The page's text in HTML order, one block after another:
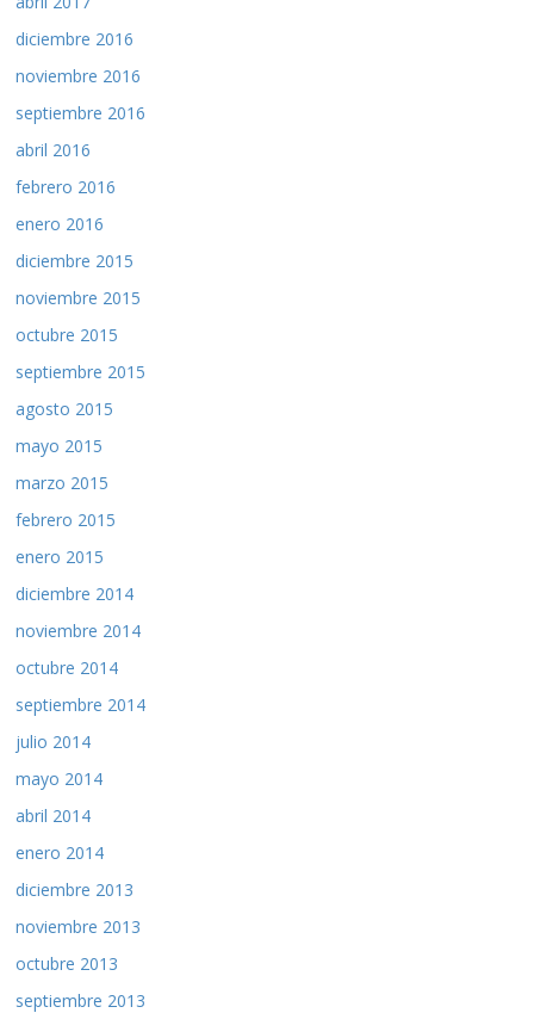
diciembre 2016
noviembre 2016
septiembre 2016
abril 2016
febrero 2016
enero 2016
diciembre 2015
noviembre 2015
octubre 2015
septiembre 2015
agosto 2015
mayo 2015
marzo 2015
febrero 2015
enero 2015
diciembre 2014
noviembre 2014
octubre 2014
septiembre 2014
julio 2014
mayo 2014
abril 2014
enero 2014
diciembre 2013
noviembre 2013
octubre 2013
septiembre 2013